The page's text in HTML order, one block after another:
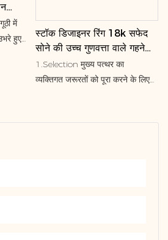
हेलो
में
हुए
स्टॉक डिजाइनर रिंग 18k सफेद
सोने की उच्च गुणवत्ता वाले गहने
गहने राउंड सीवीडी लैब विकसित
डायमंड लक्जरी सगाई हेलो रिंग
‌1.Selection मुख्य पत्थर का
व्यक्तिगत जरूरतों को पूरा करने के लिए
अभिविन्यास का समर्थन करें